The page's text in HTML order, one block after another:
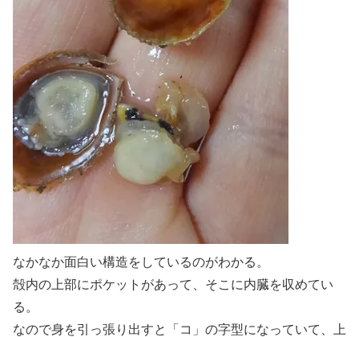
なかなか面白い構造をしているのがわかる。
殻内の上部にポケットがあって、そこに内臓を収めてい
る。
なので身を引っ張り出すと「コ」の字型になっていて、上